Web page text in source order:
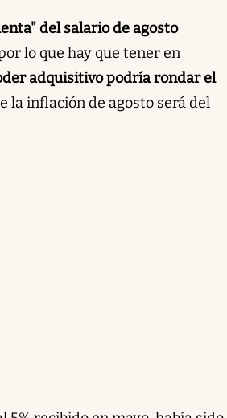
del salario de agosto
lo que hay que tener en
adquisitivo podría rondar el
la inflación de agosto será del